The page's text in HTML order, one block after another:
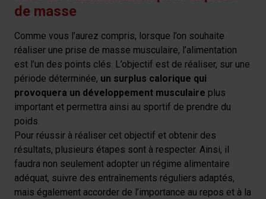
de masse
Comme vous l’aurez compris, lorsque l’on souhaite
réaliser une prise de masse musculaire, l’alimentation
est l’un des points clés. L’objectif est de réaliser, sur une
période déterminée, un surplus calorique qui
provoquera un développement musculaire plus
important et permettra ainsi au sportif de prendre du
poids.
Pour réussir à réaliser cet objectif et obtenir des
résultats, plusieurs étapes sont à respecter. Ainsi, il
faudra non seulement adopter un régime alimentaire
adéquat, suivre des entraînements réguliers adaptés,
mais également accorder de l’importance au repos et à la